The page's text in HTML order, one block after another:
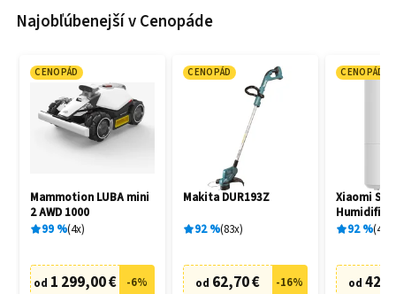
Najobľúbenejší v Cenopáde
CENOPÁD
Mammotion LUBA mini
2 AWD 1000
99% 4x
od 1 299,00 € -6%
CENOPÁD
Makita DUR193Z
92% 83x
od 62,70 € -16%
CENOPÁD
Xiaomi
Humidifier
92% 42
od